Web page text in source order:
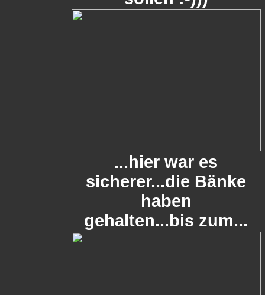
...hier war es
sicherer...die Bänke
haben
gehalten...bis zum...